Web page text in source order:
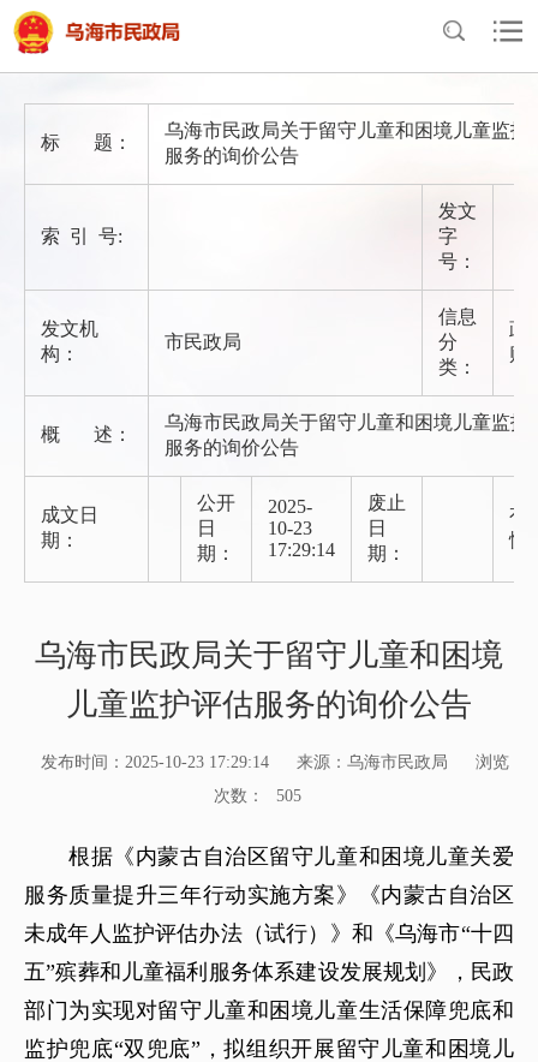
首页
标 题：
乌海市民政局关于留守儿童和困境儿童监护
服务的询价公告
索 引 号:
发文
字
号：
发文机
构：
市民政局
信息
分
类：
政
购
概 述：
乌海市民政局关于留守儿童和困境儿童监护
服务的询价公告
成文日
期：
公开
日
期：
2025-
10-23
17:29:14
废止
日
期：
有
性
乌海市民政局关于留守儿童和困境
儿童监护评估服务的询价公告
发布时间：2025-10-23 17:29:14 来源：乌海市民政局
浏览
次数：
505
根据《内蒙古自治区留守儿童和困境儿童关爱
服务质量提升三年行动实施方案》《内蒙古自治区
未成年人监护评估办法（试行）》和《乌海市“十四
五”殡葬和儿童福利服务体系建设发展规划》，民政
部门为实现对留守儿童和困境儿童生活保障兜底和
监护兜底“双兜底”，拟组织开展留守儿童和困境儿